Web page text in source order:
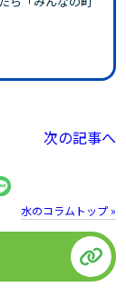
次の記事へ
水のコラムトップ »